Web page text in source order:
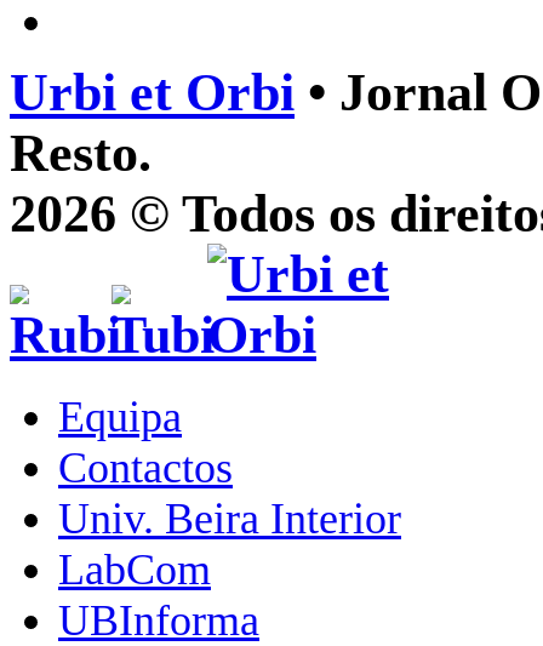
Urbi et Orbi • Jornal
Resto.
2026 © Todos os
Equipa
Contactos
Univ. Beira Interior
LabCom
UBInforma